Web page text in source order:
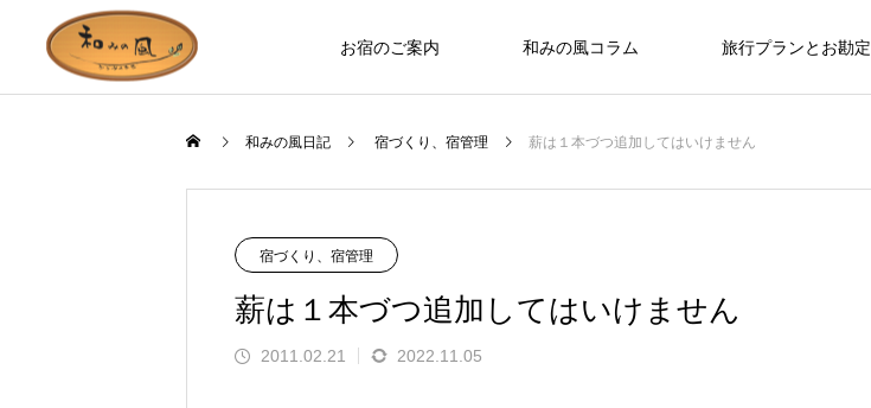
お宿のご案内 和みの風コラム 旅行プランとお勘定
も園 ぽっけ」って何？
和みの風日記 宿づくり、宿管理 薪は１本づつ追加してはいけません
宿づくり、宿管理
薪は１本づつ追加してはいけません
2011.02.21 2022.11.05